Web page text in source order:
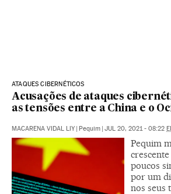
ATAQUES CIBERNÉTICOS
Acusações de ataques
as tensões entre a China e o
MACARENA VIDAL LIY | Pequim | JUL 20, 2021 - 08:22
Pequim
poucos
por um
nos seus